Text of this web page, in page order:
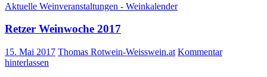
Aktuelle Weinveranstaltungen - Weinkalender
Retzer Weinwoche 2017
15. Mai 2017 Thomas Rotwein-Weisswein.at Kommentar
hinterlassen